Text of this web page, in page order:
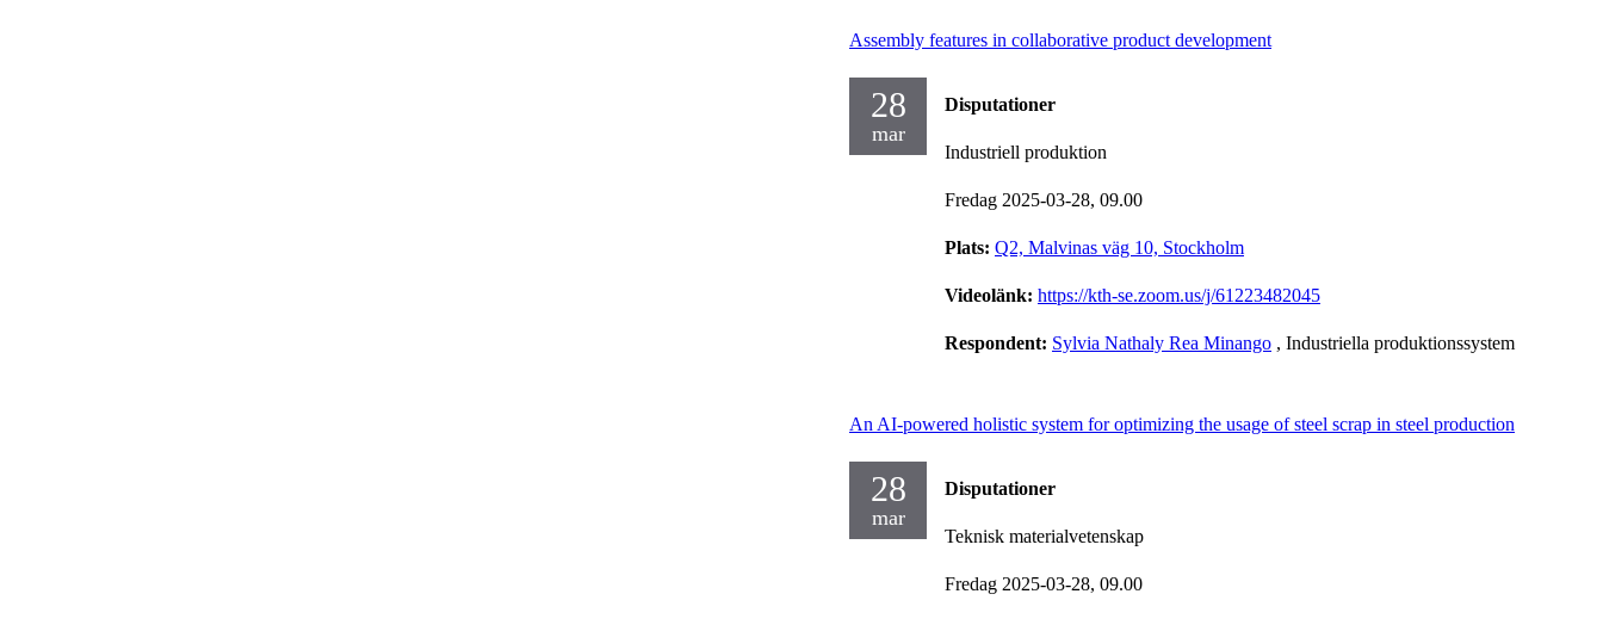
Assembly features in collaborative product development
28
mar
Disputationer
Industriell produktion
Fredag 2025-03-28, 09.00
Plats: Q2, Malvinas väg 10, Stockholm
Videolänk: https://kth-se.zoom.us/j/61223482045
Respondent: Sylvia Nathaly Rea Minango , Industriella produktionssystem
An AI-powered holistic system for optimizing the usage of steel scrap in steel production
28
mar
Disputationer
Teknisk materialvetenskap
Fredag 2025-03-28, 09.00